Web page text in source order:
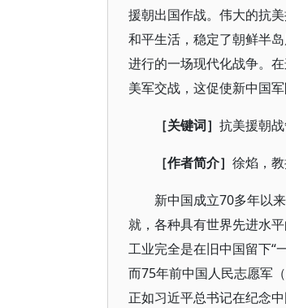
援朝出国作战。伟大的抗
和平生活，稳定了朝鲜半
进行的一场现代化战争。
美军交战，这促使新中国
［关键词］ 抗美援朝
［作者简介］ 徐焰，教
新中国成立70多年以
就，各种具有世界先进水
工业完全是在旧中国留下“
而75年前中国人民志愿军
正如习近平总书记在纪念